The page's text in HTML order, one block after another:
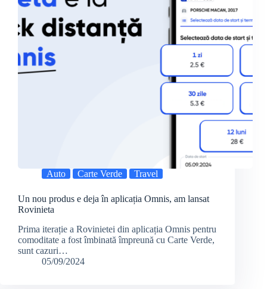
Auto Carte Verde Travel
Un nou produs e deja în aplicația Omnis, am lansat
Rovinieta
Prima iterație a Rovinietei din aplicația Omnis pentru
comoditate a fost îmbinată împreună cu Carte Verde,
sunt cazuri…
05/09/2024